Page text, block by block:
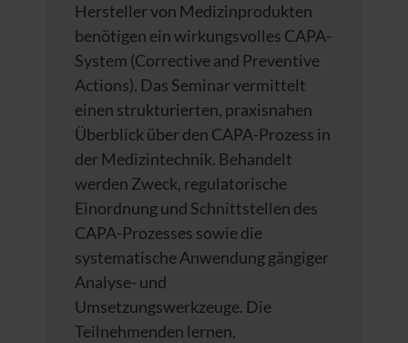
Hersteller von Medizinprodukten
benötigen ein wirkungsvolles CAPA-
System (Corrective and Preventive
Actions). Das Seminar vermittelt
einen strukturierten, praxisnahen
Überblick über den CAPA-Prozess in
der Medizintechnik. Behandelt
werden Zweck, regulatorische
Einordnung und Schnittstellen des
CAPA-Prozesses sowie die
systematische Anwendung gängiger
Analyse- und
Umsetzungswerkzeuge. Die
Teilnehmenden lernen,